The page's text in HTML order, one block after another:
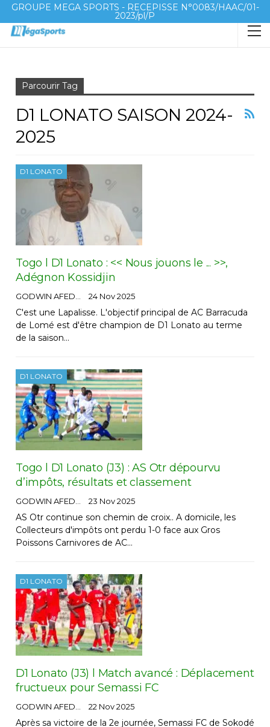
GROUPE MEGA SPORTS - RECEPISSE N°0083/HAAC/01-
2023/pl/P
Parcourir Tag
D1 LONATO SAISON 2024-
2025
D1 LONATO
Togo l D1 Lonato : << Nous jouons le ... >>,
Adégnon Kossidjin
24 Nov 2025
C'est une Lapalisse. L'objectif principal de AC Barracuda
de Lomé est d'être champion de D1 Lonato au terme
de la saison…
D1 LONATO
Togo l D1 Lonato (J3) : AS Otr dépourvu
d’impôts, résultats et classement
GODWIN AFEDO 23 Nov 2025
AS Otr continue son chemin de croix.. A domicile, les
Collecteurs d'impôts ont perdu 1-0 face aux Gros
Poissons Carnivores de AC…
D1 LONATO
D1 Lonato (J3) l Match avancé : Déplacement
fructueux pour Semassi FC
22 Nov 2025
Après sa victoire de la 2e journée, Semassi FC de Sokodé